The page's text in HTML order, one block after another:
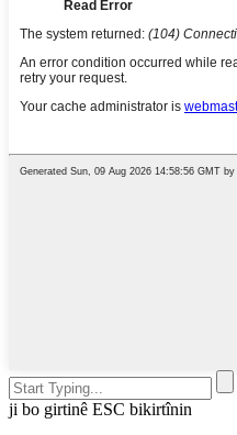
ji bo girtinê ESC bikirtînin